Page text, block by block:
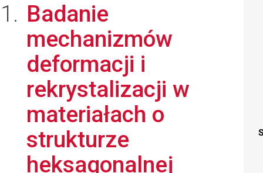
Badanie
mechanizmów
deformacji i
rekrystalizacji w
materiałach o
strukturze
heksagonalnej